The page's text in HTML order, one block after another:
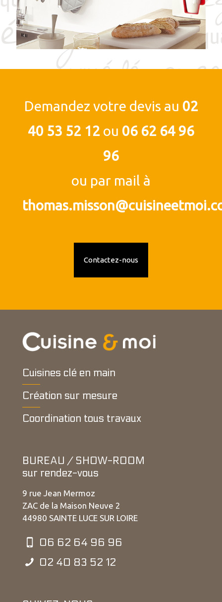
Demandez votre devis au 02
40 53 52 12 ou 06 62 64 96
96
ou par mail à
Contactez-nous
Cuisines clé en main
Création sur mesure
Coordination tous travaux
BUREAU / SHOW-ROOM
sur rendez-vous
9 rue Jean Mermoz
ZAC de la Maison Neuve 2
44980 SAINTE LUCE SUR LOIRE
06 62 64 96 96
02 40 83 52 12